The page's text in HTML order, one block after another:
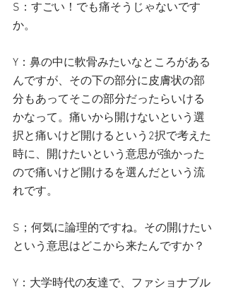
S：すごい！でも痛そうじゃないです
か。
Y：鼻の中に軟骨みたいなところがある
んですが、その下の部分に皮膚状の部
分もあってそこの部分だったらいける
かなって。痛いから開けないという選
択と痛いけど開けるという2択で考えた
時に、開けたいという意思が強かった
ので痛いけど開けるを選んだという流
れです。
S；何気に論理的ですね。その開けたい
という意思はどこから来たんですか？
Y：大学時代の友達で、ファショナブル